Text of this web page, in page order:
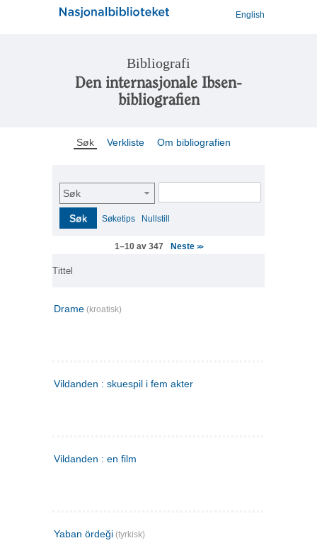
English
Bibliografi
Den internasjonale Ibsen-
bibliografien
Søk Verkliste Om bibliografien
Søk
Søk Søketips Nullstill
1–10 av 347 Neste >>
Tittel
Drame (kroatisk)
Vildanden : skuespil i fem akter
Vildanden : en film
Yaban ördeği (tyrkisk)